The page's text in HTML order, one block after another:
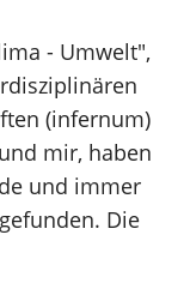
- Umwelt",
(infernum)
mir, haben
und immer
Die